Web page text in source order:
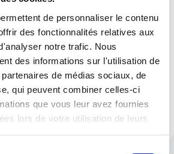
de personnaliser le contenu
des fonctionnalités relatives aux
notre trafic. Nous
des informations sur l'utilisation de
de médias sociaux, de
qui peuvent combiner celles-ci
que vous leur avez fournies
lors de votre utilisation de leurs
certains investissements
nécessiterait de
plus largementles
et de placements
considérés comme «
« improductifs ». A cet
critères pourraient être
de catégoriser ces